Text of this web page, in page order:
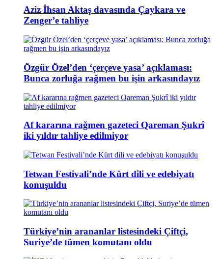
Aziz İhsan Aktaş davasında Çaykara ve
Zenger’e tahliye
Özgür Özel’den ‘çerçeve yasa’ açıklaması:
Bunca zorluğa rağmen bu işin arkasındayız
Af kararına rağmen gazeteci Qareman Şukrî
iki yıldır tahliye edilmiyor
Tetwan Festivali’nde Kürt dili ve edebiyatı
konuşuldu
Türkiye’nin arananlar listesindeki Çiftçi,
Suriye’de tümen komutanı oldu